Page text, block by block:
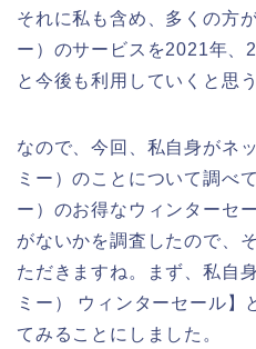
それに私も含め、多くの方
ー）のサービスを2021年
と今後も利用していくと思
なので、今回、私自身がネ
ミー）のことについて調べ
ー）のお得なウィンターセ
がないかを調査したので、
ただきますね。まず、私自
ミー） ウィンターセール】
てみることにしました。